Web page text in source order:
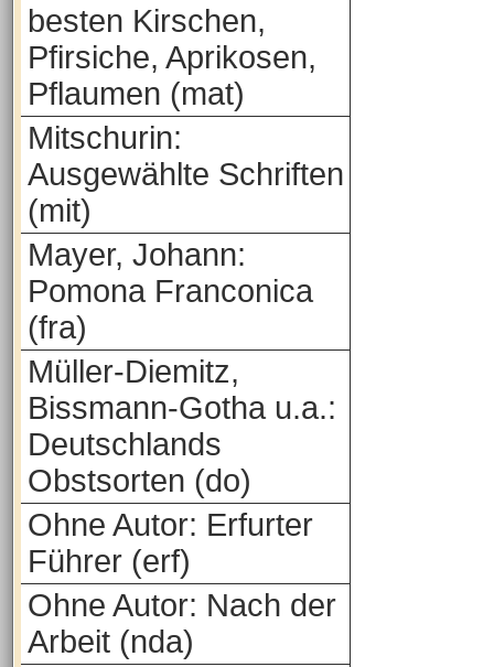
besten Kirschen,
Pfirsiche, Aprikosen,
Pflaumen (mat)
Mitschurin:
Ausgewählte Schriften
(mit)
Mayer, Johann:
Pomona Franconica
(fra)
Müller-Diemitz,
Bissmann-Gotha u.a.:
Deutschlands
Obstsorten (do)
Ohne Autor: Erfurter
Führer (erf)
Ohne Autor: Nach der
Arbeit (nda)